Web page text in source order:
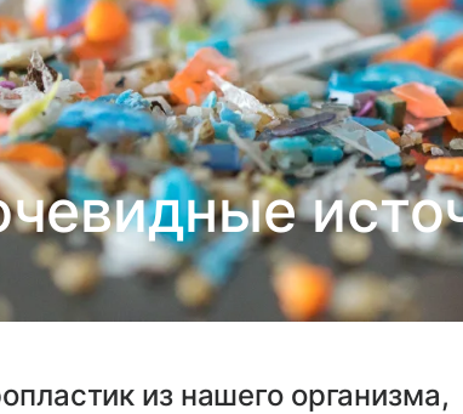
из нашего организма,